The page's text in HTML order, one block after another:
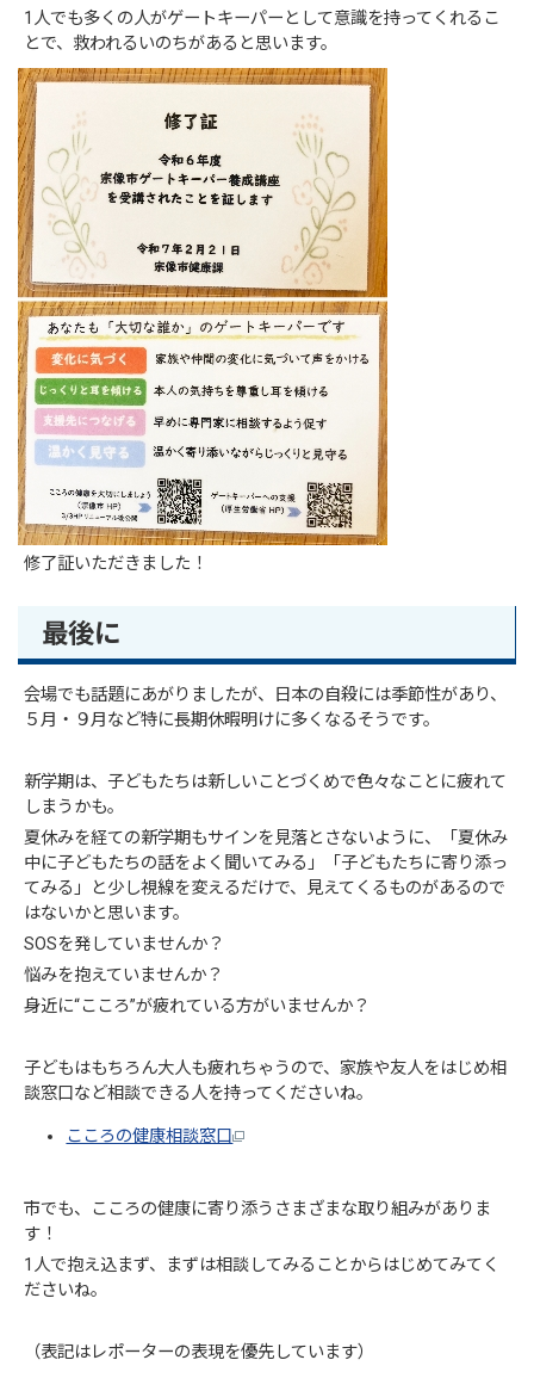
1人でも多くの人がゲートキーパーとして意識を持ってくれるこ
とで、救われるいのちがあると思います。
修了証いただきました！
最後に
会場でも話題にあがりましたが、日本の自殺には季節性があり、
５月・９月など特に長期休暇明けに多くなるそうです。
新学期は、子どもたちは新しいことづくめで色々なことに疲れて
しまうかも。
夏休みを経ての新学期もサインを見落とさないように、「夏休み
中に子どもたちの話をよく聞いてみる」「子どもたちに寄り添っ
てみる」と少し視線を変えるだけで、見えてくるものがあるので
はないかと思います。
SOSを発していませんか？
悩みを抱えていませんか？
身近に“こころ”が疲れている方がいませんか？
子どもはもちろん大人も疲れちゃうので、家族や友人をはじめ相
談窓口など相談できる人を持ってくださいね。
こころの健康相談窓口
市でも、こころの健康に寄り添うさまざまな取り組みがありま
す！
1人で抱え込まず、まずは相談してみることからはじめてみてく
ださいね。
（表記はレポーターの表現を優先しています）